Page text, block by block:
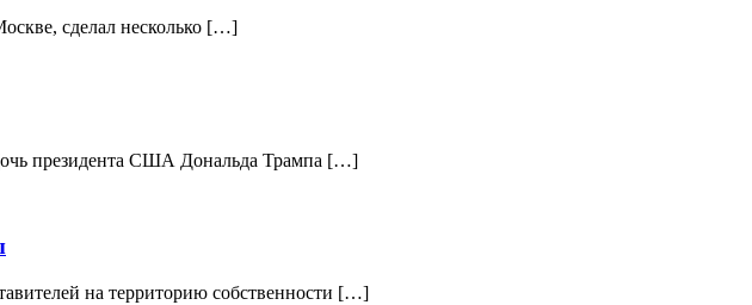
сделал несколько […]
президента США Дональда Трампа […]
на территорию собственности […]